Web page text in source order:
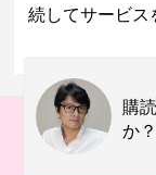
続してサービス
購
か？